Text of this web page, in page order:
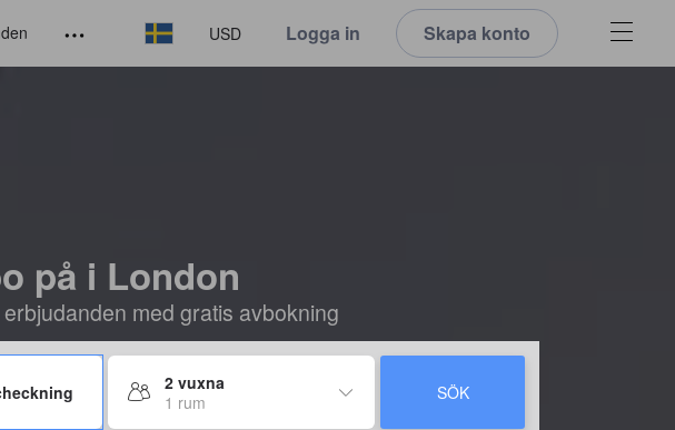
USD Logga in Skapa konto
på i London
med gratis avbokning
2 vuxna
1 rum
SÖK